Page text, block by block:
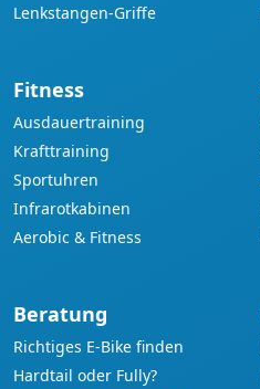
Lenkstangen-Griffe
Fitness
Ausdauertraining
Krafttraining
Sportuhren
Infrarotkabinen
Aerobic & Fitness
Beratung
Richtiges E-Bike finden
Hardtail oder Fully?